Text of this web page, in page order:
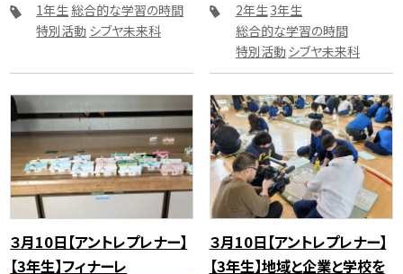
1年生総合的な学習の時間
特別活動 シブヤ未来科
2年生3年生
総合的な学習の時間
特別活動シブヤ未来科
３月10日【アントレプレナー】
【3年生】フィナーレ
３月10日【アントレプレナー】
【3年生】地域と企業と学校を